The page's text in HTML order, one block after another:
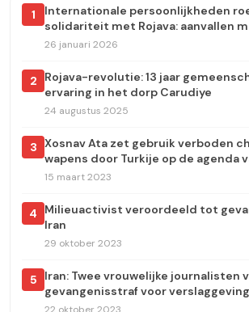
1
Internationale persoonlijkheden
solidariteit met Rojava: aanvallen
onmiddellijk worden stopgezet
26 januari 2026
2
Rojava-revolutie: 13 jaar
ervaring in het dorp Carudiye
24 augustus 2025
3 Xosnav Ata zet gebruik verboden
wapens door Turkije op de agenda
Europees Parlement
15 maart 2023
4
Milieuactivist veroordeeld tot
Iran
29 oktober 2023
5
Iran: Twee vrouwelijke journalisten
gevangenisstraf voor
op Jina Amini